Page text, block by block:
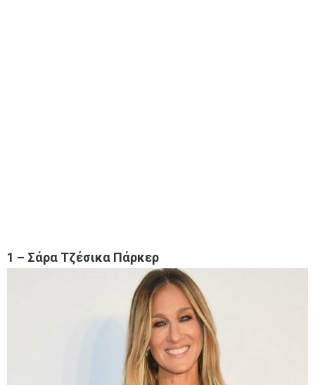
1 – Σάρα Τζέσικα Πάρκερ